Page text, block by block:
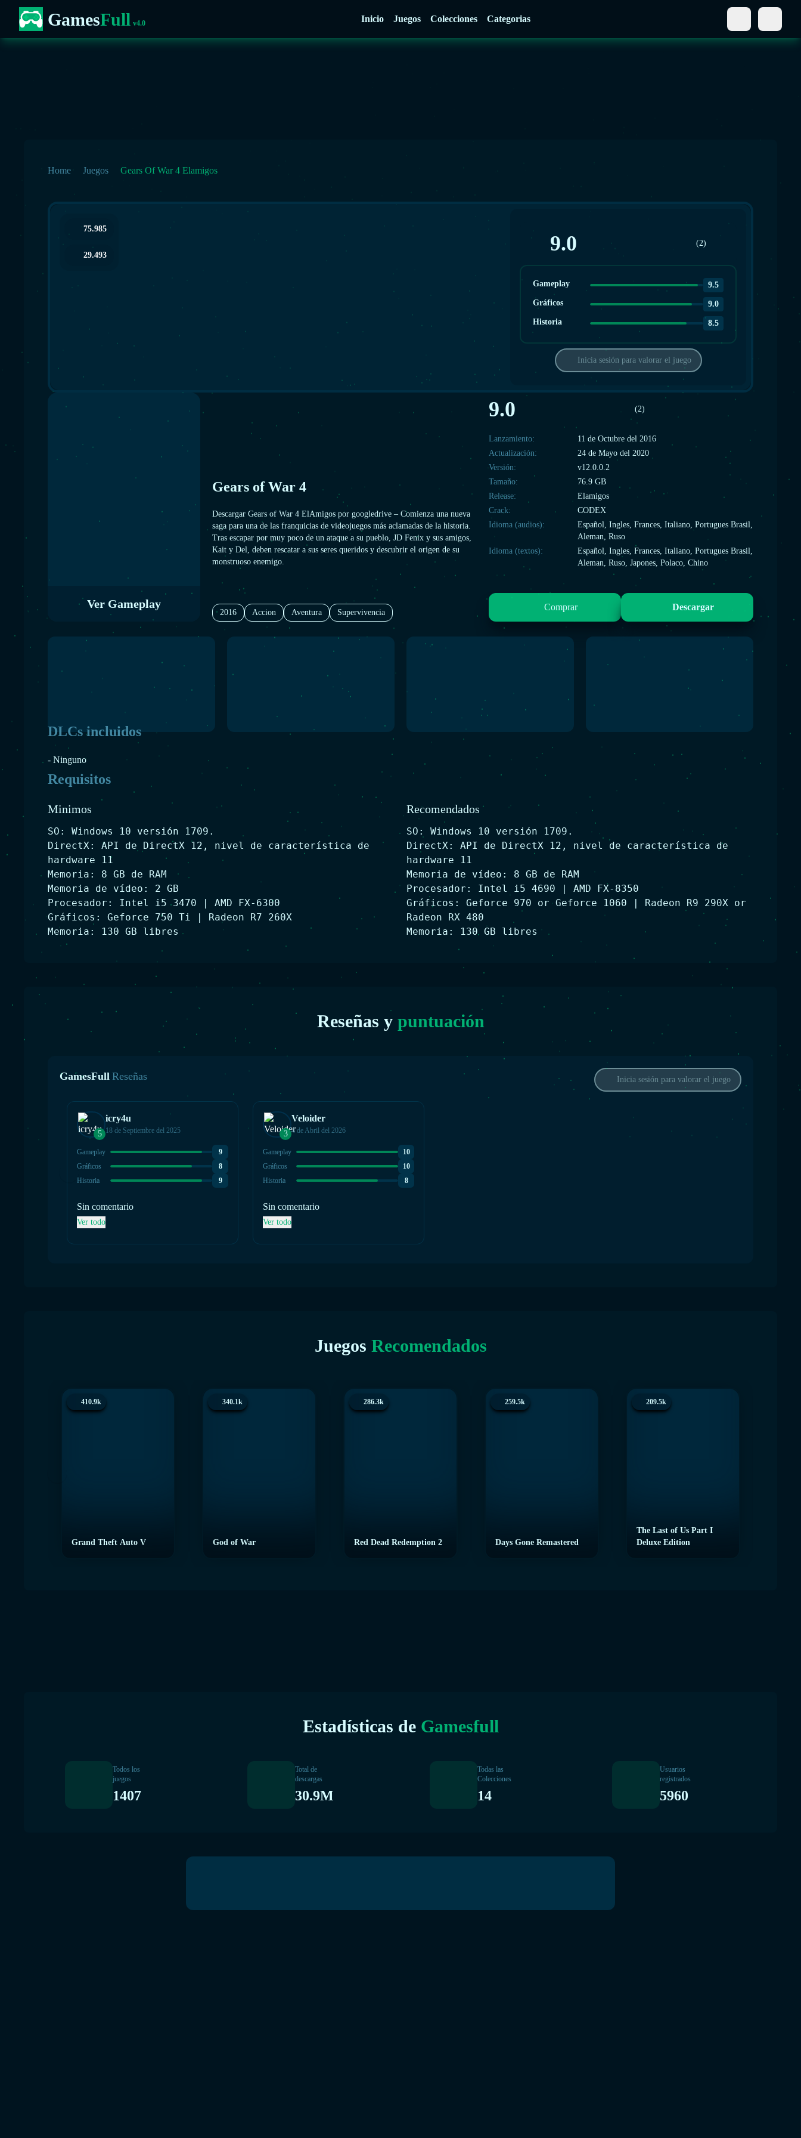
GamesFull v4.0 Inicio Juegos Colecciones Categorias
Home Juegos Gears Of War 4 Elamigos
75.985
29.493 9.0 (2)
Gameplay
9.5
Gráficos
9.0
Historia
8.5
Inicia sesión para valorar el juego
Ver Gameplay
Gears of War 4
Descargar Gears of War 4 ElAmigos por googledrive – Comienza una nueva
saga para una de las franquicias de videojuegos más aclamadas de la historia.
Tras escapar por muy poco de un ataque a su pueblo, JD Fenix y sus amigos,
Kait y Del, deben rescatar a sus seres queridos y descubrir el origen de su
monstruoso enemigo.
2016 Accion Aventura Supervivencia
9.0 (2)
Lanzamiento:
11 de Octubre del 2016
Actualización:
24 de Mayo del 2020
Versión:
v12.0.0.2
Tamaño:
76.9 GB
Release:
Elamigos
Crack:
CODEX
Idioma (audios):
Español, Ingles, Frances, Italiano, Portugues Brasil,
Aleman, Ruso
Idioma (textos):
Español, Ingles, Frances, Italiano, Portugues Brasil,
Aleman, Ruso, Japones, Polaco, Chino
Comprar Descargar
DLCs incluidos
- Ninguno
Requisitos
Minimos
SO: Windows 10 versión 1709.
DirectX: API de DirectX 12, nivel de característica de
hardware 11
Memoria: 8 GB de RAM
Memoria de vídeo: 2 GB
Procesador: Intel i5 3470 | AMD FX-6300
Gráficos: Geforce 750 Ti | Radeon R7 260X
Memoria: 130 GB libres
Recomendados
SO: Windows 10 versión 1709.
DirectX: API de DirectX 12, nivel de característica de
hardware 11
Memoria de vídeo: 8 GB de RAM
Procesador: Intel i5 4690 | AMD FX-8350
Gráficos: Geforce 970 or Geforce 1060 | Radeon R9 290X or
Radeon RX 480
Memoria: 130 GB libres
Reseñas y puntuación
GamesFull Reseñas Inicia sesión para valorar el juego
5
icry4u
18 de Septiembre del 2025
Gameplay
9
Gráficos
8
Historia
9
Sin comentario
Ver todo
3
Veloider
4 de Abril del 2026
Gameplay
10
Gráficos
10
Historia
8
Sin comentario
Ver todo
Juegos Recomendados
410.9k
Grand Theft Auto V
340.1k
God of War
286.3k
Red Dead Redemption 2
259.5k
Days Gone Remastered
209.5k
The Last of Us Part I
Deluxe Edition
Estadísticas de Gamesfull
Todos los
juegos
1407
Total de
descargas
30.9M
Todas las
Colecciones
14
Usuarios
registrados
5960